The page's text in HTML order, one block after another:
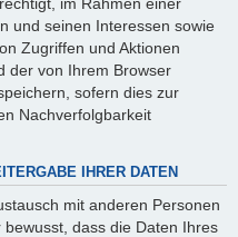
und seinen Interessen sowie
Zugriffen und Aktionen
der von Ihrem Browser
sofern dies zur
Nachverfolgbarkeit
IHRER DATEN
mit anderen Personen
dass die Daten Ihres